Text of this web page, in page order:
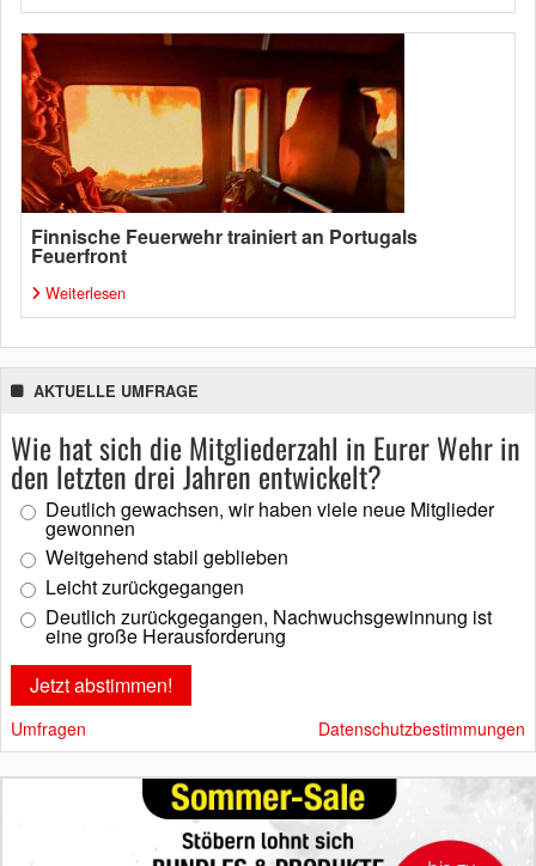
Finnische Feuerwehr trainiert an Portugals
Feuerfront
Weiterlesen
AKTUELLE UMFRAGE
Wie hat sich die Mitgliederzahl in Eurer Wehr in
den letzten drei Jahren entwickelt?
Deutlich gewachsen, wir haben viele neue Mitglieder
gewonnen
Weitgehend stabil geblieben
Leicht zurückgegangen
Deutlich zurückgegangen, Nachwuchsgewinnung ist
eine große Herausforderung
Umfragen Datenschutzbestimmungen